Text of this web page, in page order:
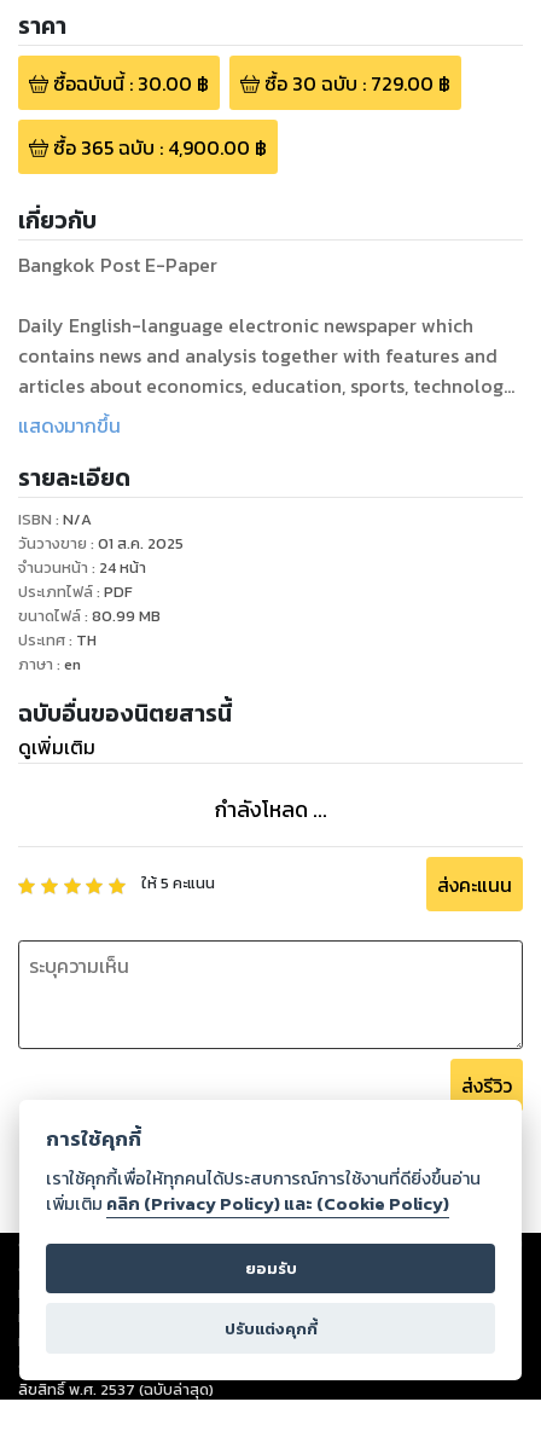
ราคา
ซื้อฉบับนี้: 30.00 ฿ ซื้อ 30 ฉบับ : 729.00 ฿
ซื้อ 365ฉบับ : 4,900.00 ฿
เกี่ยวกับ
Bangkok Post E-Paper
Daily English-language electronic newspaper which
contains news and analysis together with features and
articles about economics, education, sports, technology,
lifestyle, nightlife and entertainment. “The Newspaper
(Has same content as the printed paper.)
แสดงมากขึ้น
รายละเอียด
ISBN : N/A
วันวางขาย : 01 ส.ค. 2025
จำนวนหน้า : 24หน้า
ประเภทไฟล์: PDF
ขนาดไฟล์: 80.99 MB
ประเทศ: TH
ภาษา : en
ฉบับอื่นของนิตยสารนี้
ดูเพิ่มเติม
กำลังโหลด ...
ให้5 คะแนน ส่งคะแนน
ส่งรีวิว
Copyright ©2026Storylog Co., Ltd. - สตอรี่ล็อกขอสงวนสิทธิ์ไม่รับผิดชอบ
ต่อผลงานหรือเนื้อหาใดที่อัปโหลดผ่านเว็บไซต์และปรากฏว่าละเมิดสิทธิใน
ทรัพย์สินทางปัญญาของบุคคลอื่นหรือขัดต่อกฎหมายและศีลธรรม ดังนั้น ผู้อ่าน
ทุกท่านโปรดใช้วิจารณญาณในการกลั่นกรองด้วยตนเอง และหากท่านพบว่าส่วน
หนึ่งส่วนใดขัดต่อกฎหมายและศีลธรรม กรุณาแจ้งมายังบริษัท เพื่อทีมงานจะได้
ดำเนินการในทันที ทั้งนี้ ทางสตอรี่ล็อกขอสงวนลิขสิทธิ์ตามพระราชบัญญัติ
ลิขสิทธิ์ พ.ศ. 2537 (ฉบับล่าสุด)
การใช้คุกกี้
เราใช้คุกกี้เพื่อให้ทุกคนได้ประสบการณ์การใช้งานที่ดียิ่งขึ้นอ่าน
เพิ่มเติม คลิก (Privacy Policy) และ (Cookie Policy)
ยอมรับ
ปรับแต่งคุกกี้